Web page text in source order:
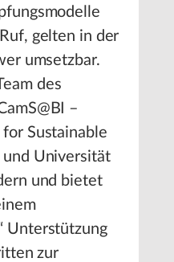
gelten in der
umsetzbar.
des
–
for Sustainable
und Universität
und bietet
Unterstützung
zur